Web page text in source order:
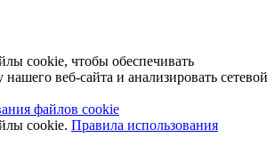
cookie, чтобы обеспечивать
веб-сайта и анализировать сетевой
файлов cookie
cookie. Правила использования